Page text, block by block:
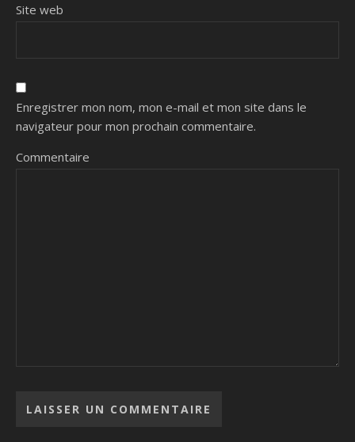
Site web
Enregistrer mon nom, mon e-mail et mon site dans le
navigateur pour mon prochain commentaire.
Commentaire